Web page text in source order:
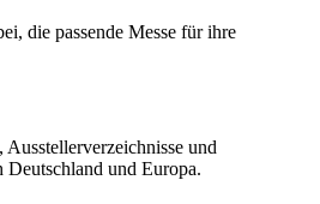
die passende Messe für ihre
und
und Europa.